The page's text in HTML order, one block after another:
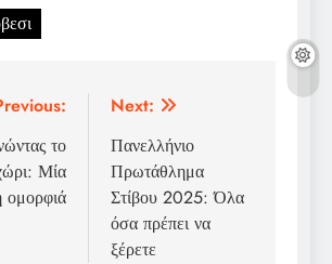
το
Μία
ομορφιά
Next:
Πανελλήνιο
Πρωτάθλημα
Στίβου 2025: Όλα
όσα πρέπει να
ξέρετε